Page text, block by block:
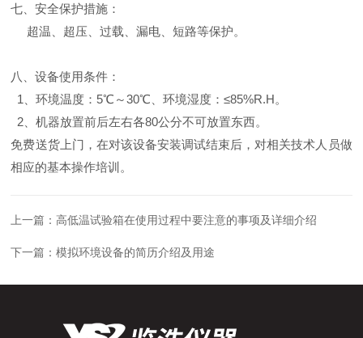
七、安全保护措施：
超温、超压、过载、漏电、短路等保护。
八、设备使用条件：
1、环境温度：5℃～30℃、环境湿度：≤85%R.H。
2、机器放置前后左右各80公分不可放置东西。
免费送货上门，在对该设备安装调试结束后，对相关技术人员做
相应的基本操作培训。
上一篇：高低温试验箱在使用过程中要注意的事项及详细介绍
下一篇：模拟环境设备的简历介绍及用途